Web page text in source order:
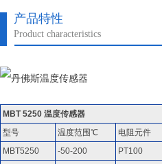
产品特性
Product characteristics
MBT 5250 温度传感器
型号
温度范围℃ 电阻元件
MBT5250
-50-200 PT100